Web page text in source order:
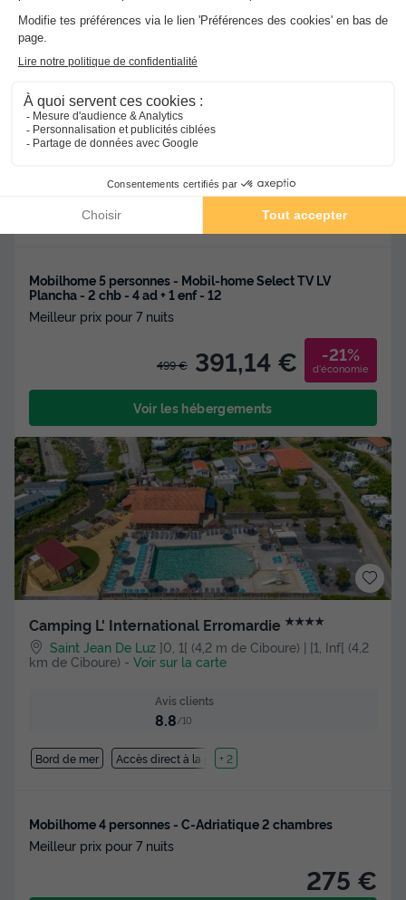
Urrugne ]0, 1[ (1,3 m de Ciboure) | [1, Inf[ (1,3 km de
Ciboure)-Voir sur la carte
Point Wifi gratuit Piscine extérieure chauffée
+ 3
Mobilhome 5 personnes - Mobil-home Select TV LV
Plancha - 2 chb - 4 ad + 1 enf - 12
Meilleur prix pour 7 nuits
499 € 391,14 € -21%
d'économie
Voir les hébergements
Camping L' International Erromardie ★★★★
Saint Jean De Luz ]0, 1[ (4,2 m de Ciboure) | [1, Inf[ (4,2
km de Ciboure) - Voir sur la carte
Avis clients
8.8/10
Bord de mer Accès direct à la plage
+ 2
Mobilhome 4 personnes - C-Adriatique 2 chambres
Meilleur prix pour 7 nuits
275 €